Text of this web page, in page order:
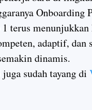
Onboarding
terus
adaptif, dan
dinamis.
sudah tayang di